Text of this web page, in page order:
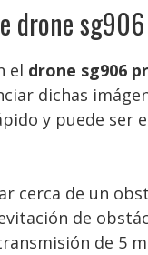
drone
el drone sg906
dichas
y puede ser
cerca de un
de
de 5